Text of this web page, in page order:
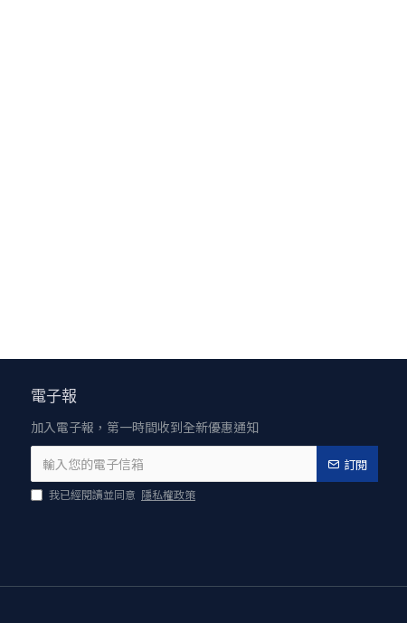
爽脆高
甜點，
電子報
加入電子報，第一時間收到全新優惠通知
訂閱
我已經閱讀並同意 隱私權政策